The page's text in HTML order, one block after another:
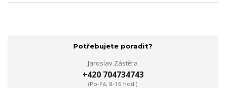
Potřebujete poradit?
Jaroslav Zástěra
+420 704734743
(Po-Pá, 8-16 hod.)